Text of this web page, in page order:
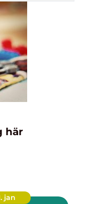
här
jan